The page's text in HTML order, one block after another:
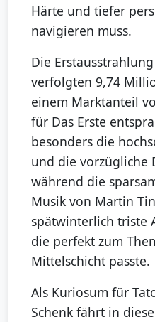
Härte und tiefer
navigieren muss.
Die
verfolgten 9,74
einem Marktanteil
für Das Erste
besonders die
und die vorzügliche
während die
Musik von Martin
spätwinterlich triste
die perfekt zum
Mittelschicht passte.
Als Kuriosum für
Schenk fährt in